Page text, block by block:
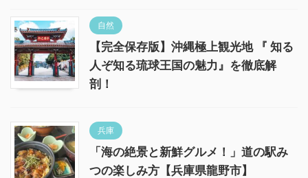
自然
【完全保存版】沖縄極上観光地 『 知る
人ぞ知る琉球王国の魅力』を徹底解
剖！
兵庫
「海の絶景と新鮮グルメ！」道の駅み
つの楽しみ方【兵庫県龍野市】